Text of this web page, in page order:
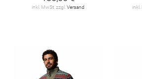
inkl. MwSt. zzgl. Versand inkl.